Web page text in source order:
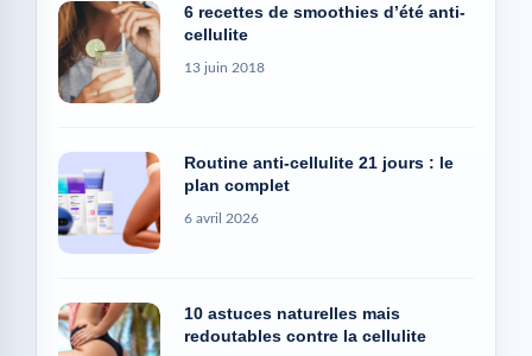
6 recettes de smoothies d’été anti-
cellulite
13 juin 2018
Routine anti-cellulite 21 jours : le
plan complet
6 avril 2026
10 astuces naturelles mais
redoutables contre la cellulite